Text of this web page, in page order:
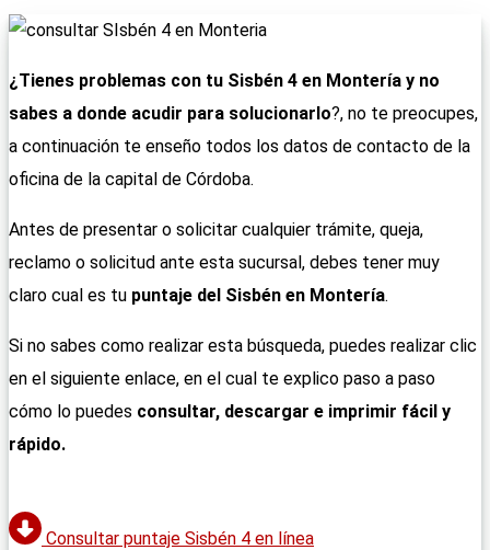
¿Tienes problemas con tu Sisbén 4 en Montería y no
sabes a donde acudir para solucionarlo?, no te preocupes,
a continuación te enseño todos los datos de contacto de la
oficina de la capital de Córdoba.
Antes de presentar o solicitar cualquier trámite, queja,
reclamo o solicitud ante esta sucursal, debes tener muy
claro cual es tu puntaje del Sisbén en Montería.
Si no sabes como realizar esta búsqueda, puedes realizar clic
en el siguiente enlace, en el cual te explico paso a paso
cómo lo puedes consultar, descargar e imprimir fácil y
rápido.
Consultar puntaje Sisbén 4 en línea